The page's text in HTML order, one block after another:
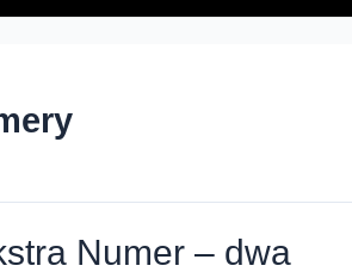
Numer – dwa